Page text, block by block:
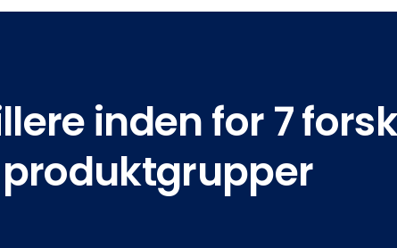
inden for 7
produktgrupper